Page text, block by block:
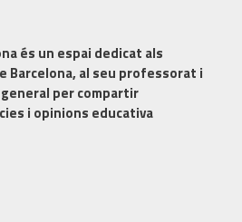
és un espai dedicat als
Barcelona, al seu professorat i
per compartir
i opinions educativa